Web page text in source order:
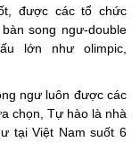
được các tổ chức
song ngư-double
lớn như olimpic,
ngư luôn được các
chọn, Tự hào là nhà
tại Việt Nam suốt 6